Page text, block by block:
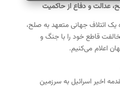
عدالت و دفاع از حاکمیت
یک ائتلاف جهانی متعهد به صلح،
قاطع خود را با جنگ و
اعلام می‌کنیم.
اخیر اسرائیل به سرزمین